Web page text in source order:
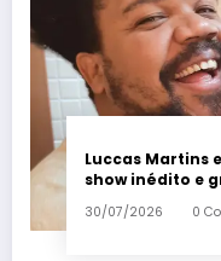
Luccas Martins
show inédito e
Barra – Em Dia ES
30/07/2026 0